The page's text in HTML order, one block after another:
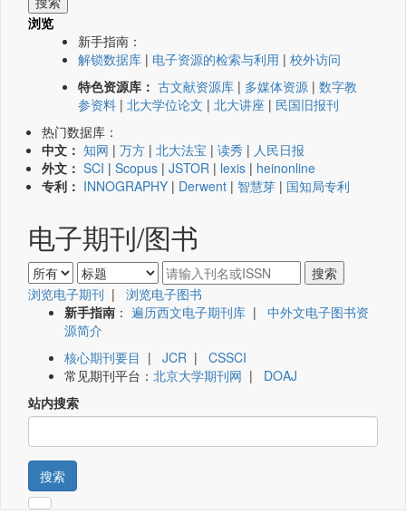
浏览
新手指南：
解锁数据库 | 电子资源的检索与利用 | 校外访问
特色资源库： 古文献资源库 | 多媒体资源 | 数字教
参资料 | 北大学位论文 | 北大讲座 | 民国旧报刊
热门数据库：
中文： 知网 | 万方 | 北大法宝 | 读秀 | 人民日报
外文： SCI | Scopus | JSTOR | lexis | heinonline
专利： INNOGRAPHY | Derwent | 智慧芽 | 国知局专利
电子期刊/图书
浏览电子期刊 | 浏览电子图书
新手指南 ： 遍历西文电子期刊库 | 中外文电子图书资
源简介
核心期刊要目 | JCR | CSSCI
常见期刊平台： 北京大学期刊网 | DOAJ
站内搜索
搜索